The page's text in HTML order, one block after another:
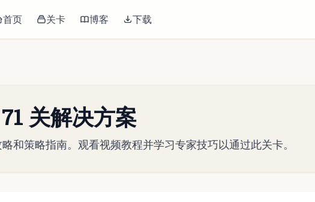
首页 关卡 博客 下载
关解决方案
和策略指南。观看视频教程并学习专家技巧以通过此关卡。